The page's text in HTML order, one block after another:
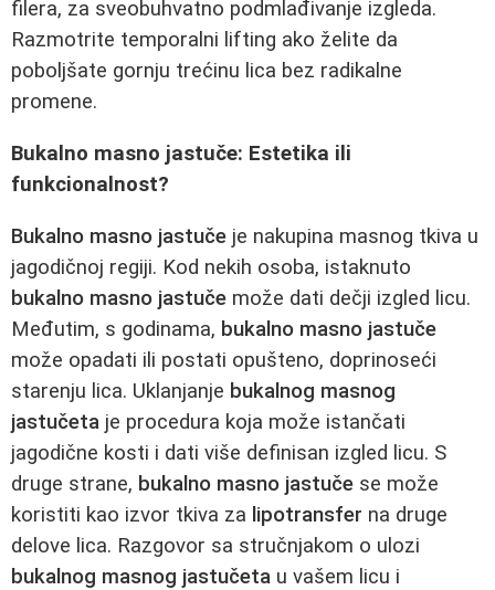
filera, za sveobuhvatno podmlađivanje izgleda.
Razmotrite temporalni lifting ako želite da
poboljšate gornju trećinu lica bez radikalne
promene.
Bukalno masno jastuče: Estetika ili
funkcionalnost?
Bukalno masno jastuče je nakupina masnog tkiva u
jagodičnoj regiji. Kod nekih osoba, istaknuto
bukalno masno jastuče može dati dečji izgled licu.
Međutim, s godinama, bukalno masno jastuče
može opadati ili postati opušteno, doprinoseći
starenju lica. Uklanjanje bukalnog masnog
jastučeta je procedura koja može istančati
jagodične kosti i dati više definisan izgled licu. S
druge strane, bukalno masno jastuče se može
koristiti kao izvor tkiva za lipotransfer na druge
delove lica. Razgovor sa stručnjakom o ulozi
bukalnog masnog jastučeta u vašem licu i